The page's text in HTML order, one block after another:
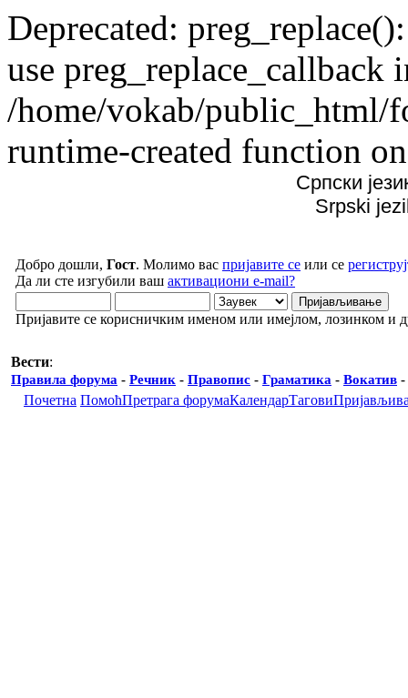
Deprecated:
use preg_replace_callback
/home/vokab/public_html/
runtime-created function
Српски
Srpski
Добро дошли, Гост. Молимо вас пријавите се или се
Да ли сте изгубили ваш активациони e-mail?
Пријавите се корисничким именом или имејлом, лозинком и
Вести:
Правила форума - Речник - Правопис - Граматика - Вокатив -
Почетна ПомоћПретрага форумаКалендарТагови